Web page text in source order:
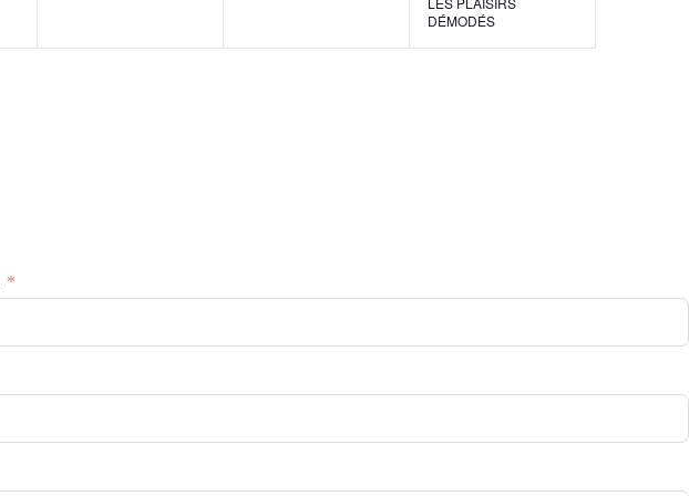
DÉMODÉS